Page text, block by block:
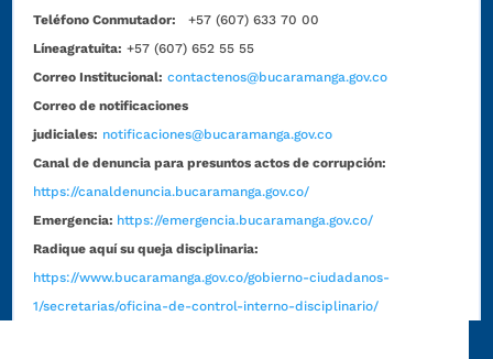
Teléfono Conmutador:
+57 (607) 633 70 00
Líneagratuita: +57 (607) 652 55 55
Correo Institucional: contactenos@bucaramanga.gov.co
Correo de notificaciones
judiciales: notificaciones@bucaramanga.gov.co
Canal de denuncia para presuntos actos de corrupción:
https://canaldenuncia.bucaramanga.gov.co/
Emergencia: https://emergencia.bucaramanga.gov.co/
Radique aquí su queja disciplinaria:
https://www.bucaramanga.gov.co/gobierno-ciudadanos-
1/secretarias/oficina-de-control-interno-disciplinario/